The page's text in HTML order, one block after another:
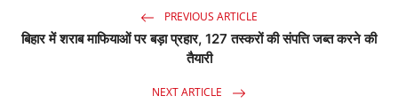
PREVIOUS ARTICLE
बिहार में शराब माफियाओं पर बड़ा प्रहार, 127 तस्करों की संपत्ति जब्त करने की
तैयारी
NEXT ARTICLE